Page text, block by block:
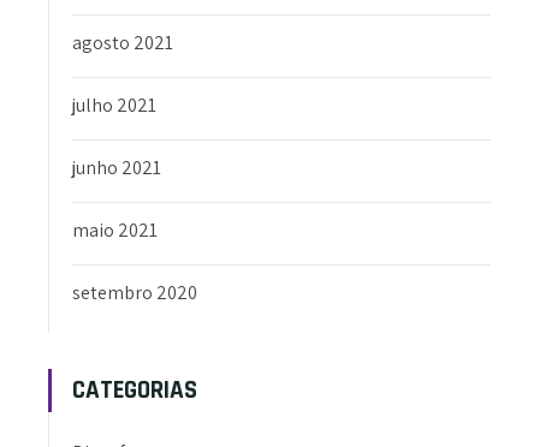
agosto 2021
julho 2021
junho 2021
maio 2021
setembro 2020
CATEGORIAS